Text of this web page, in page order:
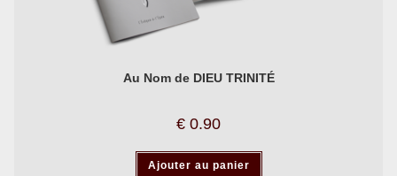
Au Nom de DIEU TRINITÉ
€ 0.90
Ajouter au panier